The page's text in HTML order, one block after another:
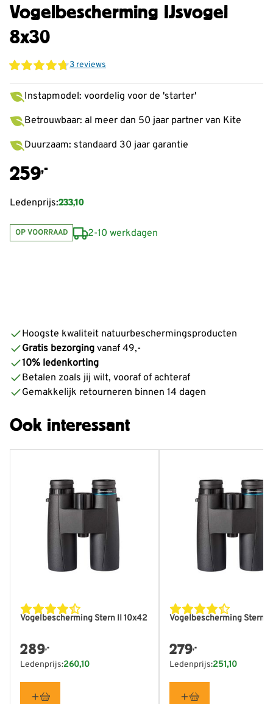
Vogelbescherming IJsvogel
8x30
3 reviews
Instapmodel: voordelig voor de 'starter'
Betrouwbaar: al meer dan 50 jaar partner van Kite
Duurzaam: standaard 30 jaar garantie
259,-
Ledenprijs:233,10
OP VOORRAAD 2-10 werkdagen
Hoogste kwaliteit natuurbeschermingsproducten
Gratis bezorging vanaf 49,-
10% ledenkorting
Betalen zoals jij wilt, vooraf of achteraf
Gemakkelijk retourneren binnen 14 dagen
Ook interessant
Vogelbescherming Stern II 10x42
289,-
Ledenprijs:260,10
Vogelbescherming Stern
279,-
Ledenprijs:251,10